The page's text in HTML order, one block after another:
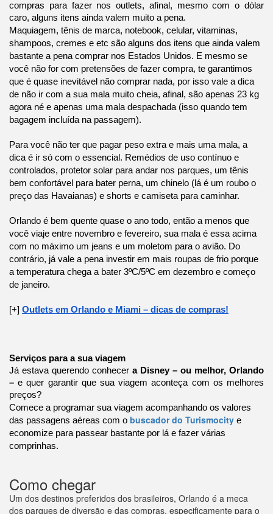
compras para fazer nos outlets, afinal, mesmo com o dólar
caro, alguns itens ainda valem muito a pena.
Maquiagem, tênis de marca, notebook, celular, vitaminas,
shampoos, cremes e etc são alguns dos itens que ainda valem
bastante a pena comprar nos Estados Unidos. E mesmo se
você não for com pretensões de fazer compra, te garantimos
que é quase inevitável não comprar nada, por isso vale a dica
de não ir com a sua mala muito cheia, afinal, são apenas 23 kg
agora né e apenas uma mala despachada (isso quando tem
bagagem incluída na passagem).
Para você não ter que pagar peso extra e mais uma mala, a
dica é ir só com o essencial. Remédios de uso contínuo e
controlados, protetor solar para andar nos parques, um tênis
bem confortável para bater perna, um chinelo (lá é um roubo o
preço das Havaianas) e shorts e camiseta para caminhar.
Orlando é bem quente quase o ano todo, então a menos que
você viaje entre novembro e fevereiro, sua mala é essa acima
com no máximo um jeans e um moletom para o avião. Do
contrário, já vale a pena investir em mais roupas de frio porque
a temperatura chega a bater 3ºC/5ºC em dezembro e começo
de janeiro.
[+] Outlets em Orlando e Miami – dicas de compras!
Serviços para a sua viagem
Já estava querendo conhecer a Disney – ou melhor, Orlando
–e quer garantir que sua viagem aconteça com os melhores
preços?
Comece a programar sua viagem acompanhando os valores
das passagens aéreas com o buscador do Turismocity e
economize para passear bastante por lá e fazer várias
comprinhas.
Como chegar
Um dos destinos preferidos dos brasileiros, Orlando é a meca
dos parques de diversão e das compras, especificamente para o